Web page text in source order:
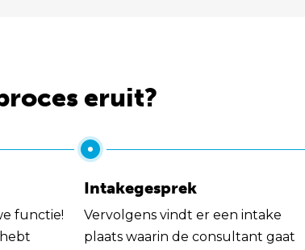
eruit?
functie!
Intakegesprek
Vervolgens vindt er een intake
plaats waarin de consultant gaat